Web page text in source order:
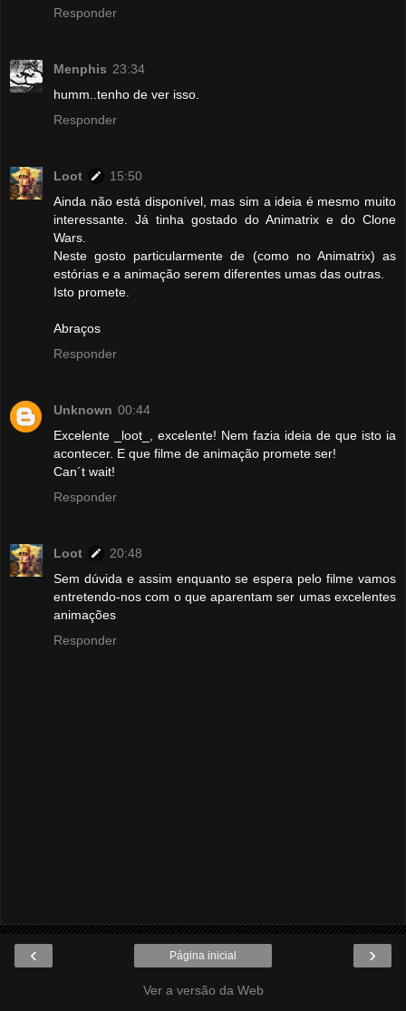
Responder
Menphis 23:34
humm..tenho de ver isso.
Responder
Loot
15:50
Ainda não está disponível, mas sim a ideia é mesmo muito
interessante. Já tinha gostado do Animatrix e do Clone
Wars.
Neste gosto particularmente de (como no Animatrix) as
estórias e a animação serem diferentes umas das outras.
Isto promete.
Abraços
Responder
Unknown 00:44
Excelente _loot_, excelente! Nem fazia ideia de que isto ia
acontecer. E que filme de animação promete ser!
Can´t wait!
Responder
Loot
20:48
Sem dúvida e assim enquanto se espera pelo filme vamos
entretendo-nos com o que aparentam ser umas excelentes
animações
Responder
‹ ›
Página inicial
Ver a versão da Web